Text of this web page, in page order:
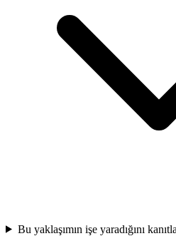
Bu yaklaşımın işe yaradığını